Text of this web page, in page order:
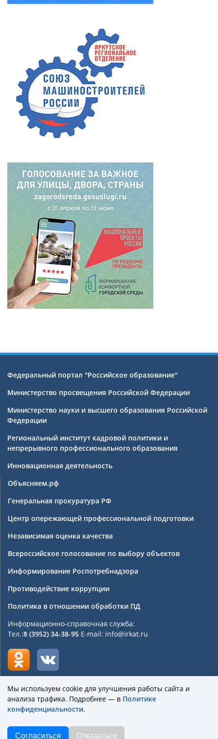
Федеральный портал "Российское образование"
Министерство просвещения Российской Федерации
Министерство науки и высшего образования Российской
Федерации
Региональный институт кадровой политики и
непрерывного профессионального образования
Инновационная деятельность
Объясняем.рф
Генеральная прокуратура РФ
Центр опережающей профессиональной подготовки
Независимая оценка качества
Всероссийское голосование по выбору объектов
Информирование Роспотребнадзора
Противодействие коррупции
Политика в отношении обработки ПД
Информационно-справочная служба:
Тел.:8 (3952) 34-38-95 E-mail: info@irkat.ru
Государственное бюджетное профессиональное
«Иркутский авиационный техникум»
Мы используем cookie для улучшения работы сайта и
анализа трафика. Подробнее — в Политике
конфиденциальности.
Согласиться Отказаться